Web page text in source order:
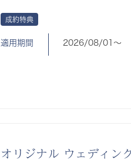
成約特典
適用期間 2026/08/01〜
オリジナル ウェディン